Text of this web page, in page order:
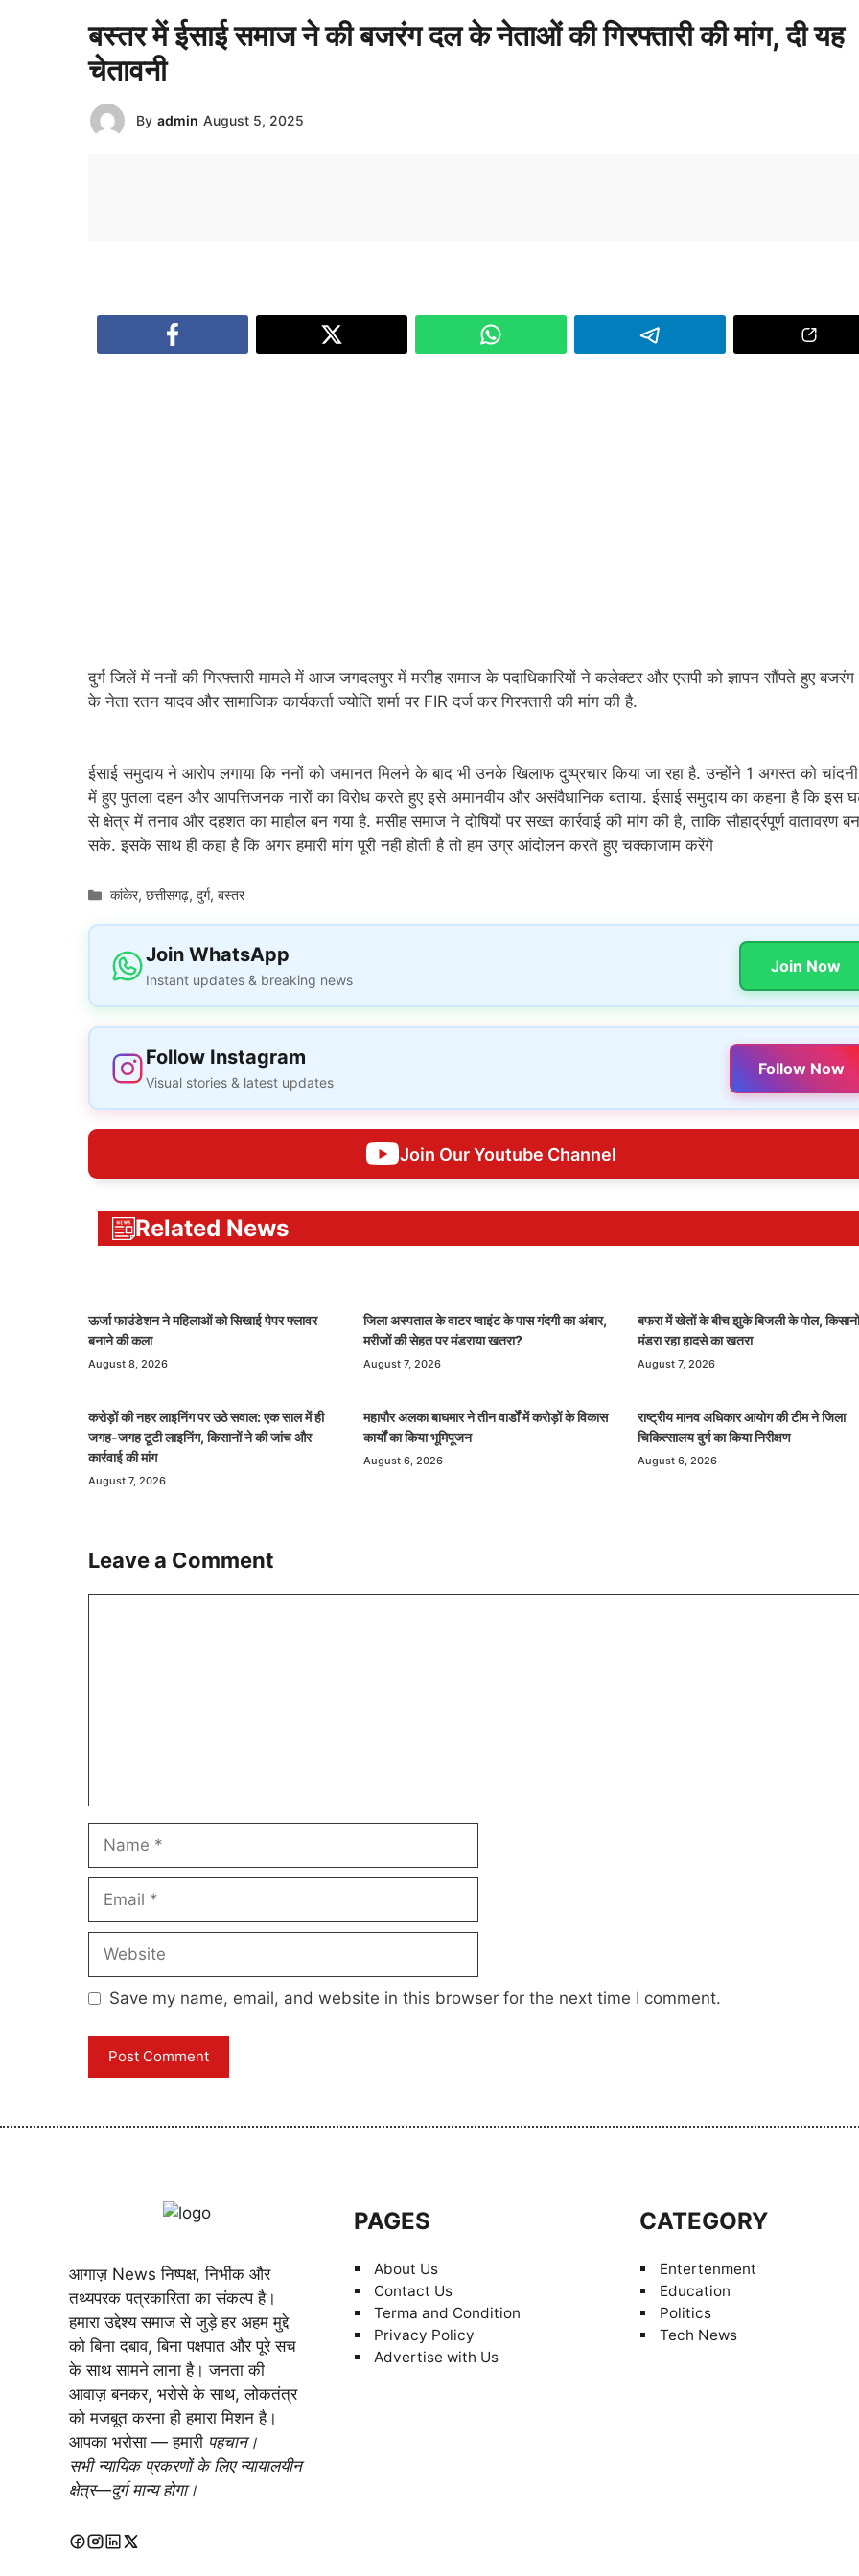
बस्तर में ईसाई समाज ने की बजरंग दल के नेताओं की गिरफ्तारी की मांग, दी यह
चेतावनी
By admin August 5, 2025
दुर्ग जिलें में ननों की गिरफ्तारी मामले में आज जगदलपुर में मसीह समाज के पदाधिकारियों ने कलेक्टर और एसपी को ज्ञापन सौंपते हुए
के नेता रतन यादव और सामाजिक कार्यकर्ता ज्योति शर्मा पर FIR दर्ज कर गिरफ्तारी की मांग की है.
ईसाई समुदाय ने आरोप लगाया कि ननों को जमानत मिलने के बाद भी उनके खिलाफ दुष्प्रचार किया जा रहा है. उन्होंने 1 अगस्त को
में हुए पुतला दहन और आपत्तिजनक नारों का विरोध करते हुए इसे अमानवीय और असंवैधानिक बताया. ईसाई समुदाय का कहना है कि इस
से क्षेत्र में तनाव और दहशत का माहौल बन गया है. मसीह समाज ने दोषियों पर सख्त कार्रवाई की मांग की है, ताकि सौहार्द्रपूर्ण वातावरण
सके. इसके साथ ही कहा है कि अगर हमारी मांग पूरी नही होती है तो हम उग्र आंदोलन करते हुए चक्काजाम करेंगे
Categories
कांकेर,छत्तीसगढ़,दुर्ग,बस्तर
Join WhatsApp
Instant updates & breaking news
Join Now
Follow Instagram
Visual stories & latest updates
Follow Now
Join Our Youtube Channel
Related News
ऊर्जा फाउंडेशन ने महिलाओं को सिखाई पेपर फ्लावर
बनाने की कला
August 8, 2026
जिला अस्पताल के वाटर प्वाइंट के पास गंदगी का अंबार,
मरीजों की सेहत पर मंडराया खतरा?
August 7, 2026
बफरा में खेतों के बीच झुके बिजली के पोल,
मंडरा रहा हादसे का खतरा
August 7, 2026
करोड़ों की नहर लाइनिंग पर उठे सवाल: एक साल में ही
जगह-जगह टूटी लाइनिंग, किसानों ने की जांच और
कार्रवाई की मांग
August 7, 2026
महापौर अलका बाघमार ने तीन वार्डों में करोड़ों के विकास
कार्यों का किया भूमिपूजन
August 6, 2026
राष्ट्रीय मानव अधिकार आयोग की टीम ने जिला
चिकित्सालय दुर्ग का किया निरीक्षण
August 6, 2026
Leave a Comment
Name
Email
Website
Save my name, email, and website in this browser for the next time I comment.
आगाज़ News निष्पक्ष, निर्भीक और
तथ्यपरक पत्रकारिता का संकल्प है।
हमारा उद्देश्य समाज से जुड़े हर अहम मुद्दे
को बिना दबाव, बिना पक्षपात और पूरे सच
के साथ सामने लाना है। जनता की
आवाज़ बनकर, भरोसे के साथ, लोकतंत्र
को मजबूत करना ही हमारा मिशन है।
आपका भरोसा — हमारी पहचान।
सभी न्यायिक प्रकरणों के लिए न्यायालयीन
क्षेत्र—दुर्ग मान्य होगा।
PAGES
About Us
Contact Us
Terma and Condition
Privacy Policy
Advertise with Us
CATEGORY
Entertenment
Education
Politics
Tech News